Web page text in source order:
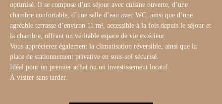
optimisé. Il se compose d’un séjour avec cuisine ouverte, d’une
chambre confortable, d’une salle d’eau avec WC, ainsi que d’une
agréable terrasse d’environ 11 m², accessible à la fois depuis le séjour et
la chambre, offrant un véritable espace de vie extérieur.
Vous apprécierez également la climatisation réversible, ainsi que la
place de stationnement privative en sous-sol sécurisé.
Idéal pour un premier achat ou un investissement locatif.
À visiter sans tarder.